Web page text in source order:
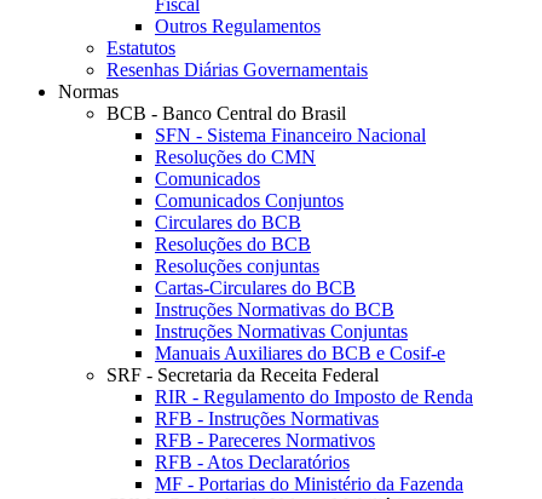
Outros Regulamentos
Estatutos
Resenhas Diárias Governamentais
Normas
BCB - Banco Central do Brasil
SFN - Sistema Financeiro Nacional
Resoluções do CMN
Comunicados
Comunicados Conjuntos
Circulares do BCB
Resoluções do BCB
Resoluções conjuntas
Cartas-Circulares do BCB
Instruções Normativas do BCB
Instruções Normativas Conjuntas
Manuais Auxiliares do BCB e Cosif-e
SRF - Secretaria da Receita Federal
RIR - Regulamento do Imposto de Renda
RFB - Instruções Normativas
RFB - Pareceres Normativos
RFB - Atos Declaratórios
MF - Portarias do Ministério da Fazenda